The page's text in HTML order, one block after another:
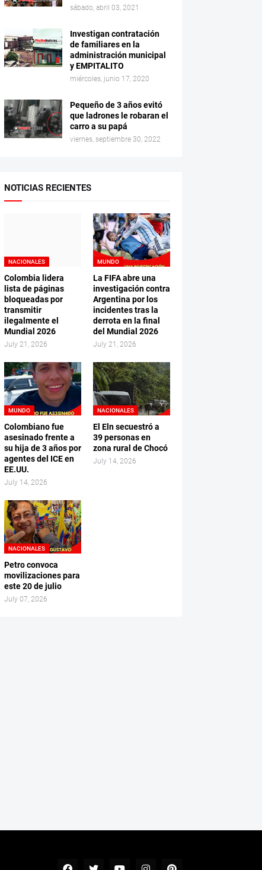
sábado, abril 03, 2021
Investigan contratación
de familiares en la
administración municipal
y EMPITALITO
miércoles, junio 17, 2020
Pequeño de 3 años evitó
que ladrones le robaran el
carro a su papá
viernes, septiembre 30, 2022
NOTICIAS RECIENTES
NACIONALES
Colombia lidera
lista de páginas
bloqueadas por
transmitir
ilegalmente el
Mundial 2026
July 21, 2026
MUNDO
La FIFA abre una
investigación contra
Argentina por los
incidentes tras la
derrota en la final
del Mundial 2026
July 21, 2026
MUNDO
Colombiano fue
asesinado frente a
su hija de 3 años por
agentes del ICE en
EE.UU.
July 14, 2026
NACIONALES
El Eln secuestró a
39 personas en
zona rural de Chocó
July 14, 2026
NACIONALES
Petro convoca
movilizaciones para
este 20 de julio
July 07, 2026